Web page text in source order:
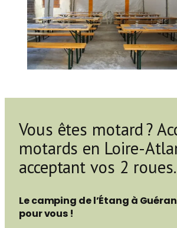
Vous êtes motard ?
motards en Loire-
acceptant vos 2 roues.
Le camping de l’Étang à
pour vous !